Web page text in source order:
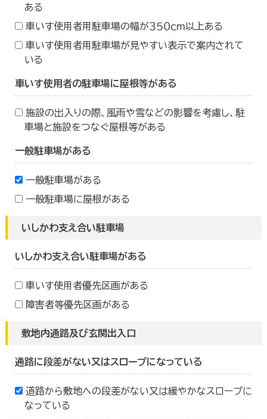
ある
車いす使用者用駐車場の幅が３５０ｃｍ以上ある
車いす使用者用駐車場が見やすい表示で案内されて
いる
車いす使用者の駐車場に屋根等がある
施設の出入りの際、風雨や雪などの影響を考慮し、駐
車場と施設をつなぐ屋根等がある
一般駐車場がある
一般駐車場がある
一般駐車場に屋根がある
いしかわ支え合い駐車場
いしかわ支え合い駐車場がある
車いす使用者優先区画がある
障害者等優先区画がある
敷地内通路及び玄関出入口
通路に段差がない又はスロープになっている
道路から敷地への段差がない又は緩やかなスロープに
なっている